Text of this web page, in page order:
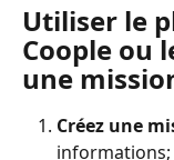
Utiliser le
Coople ou
une
Créez une
informations;